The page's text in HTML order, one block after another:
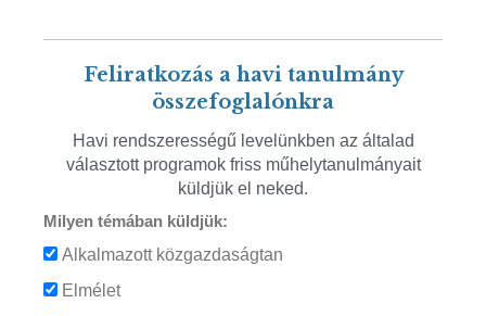
Feliratkozás a havi tanulmány
összefoglalónkra
Havi rendszerességű levelünkben az általad
választott programok friss műhelytanulmányait
küldjük el neked.
Milyen témában küldjük:
Alkalmazott közgazdaságtan
Elmélet